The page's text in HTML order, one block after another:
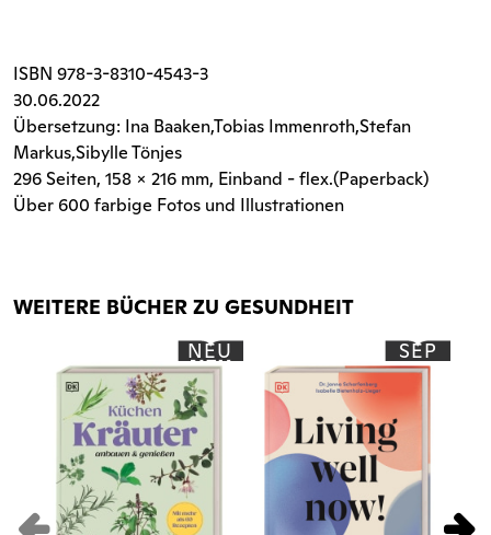
ISBN 978-3-8310-4543-3
30.06.2022
Übersetzung: Ina Baaken,Tobias Immenroth,Stefan
Markus,Sibylle Tönjes
296 Seiten, 158 x 216 mm, Einband - flex.(Paperback)
Über 600 farbige Fotos und Illustrationen
WEITERE BÜCHER ZU GESUNDHEIT
NEU
SEP